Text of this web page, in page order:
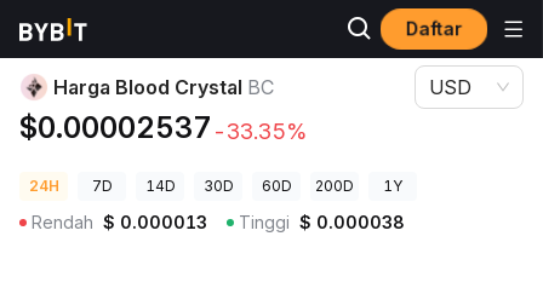
Daftar
Harga Kripto
Harga Blood Crystal BC
$0.00002537 -33.35%
USD
24H 7D 14D 30D 60D 200D 1Y
Rendah $ 0.000013 Tinggi $ 0.000038